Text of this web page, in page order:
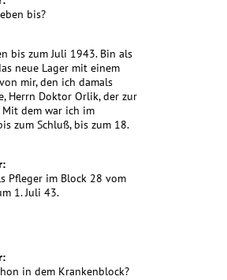
bis?
bis zum Juli 1943. Bin als
neue Lager mit einem
mir, den ich damals
Herrn Doktor Orlik, der zur
dem war ich im
zum Schluß, bis zum 18.
Pfleger im Block 28 vom
1. Juli 43.
in dem Krankenblock?